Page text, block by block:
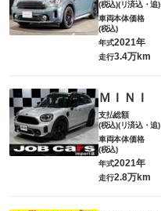
(税込)(リ済込・追)
車両本体価格
(税込)
年式2021年
走行3.4万km
ＭＩＮＩ
支払総額
(税込)(リ済込・追)
車両本体価格
(税込)
年式2021年
走行2.8万km